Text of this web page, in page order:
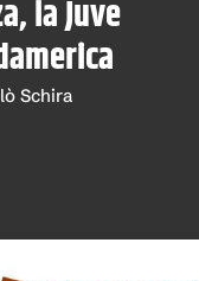
la Juve
Schira